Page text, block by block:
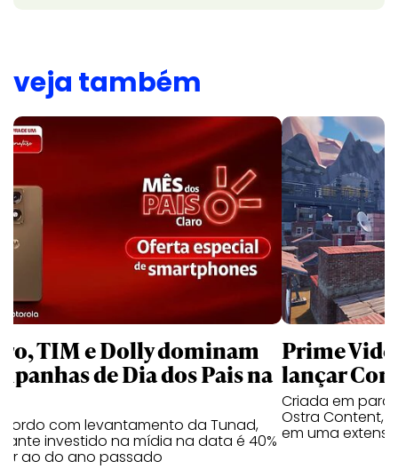
veja também
TIM e Dolly dominam
de Dia dos Pais na
com levantamento da Tunad,
investido na mídia na data é 40%
ao do ano passado
Prime
lançar
Criada em
Ostra Content,
em uma